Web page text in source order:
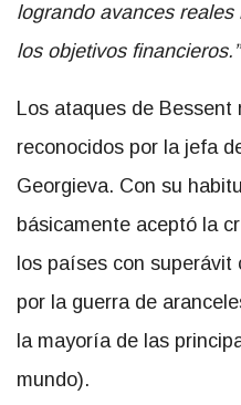
logrando avances
los objetivos financieros.”
Los ataques de Bessent
reconocidos por la jefa
Georgieva. Con su
básicamente aceptó la
los países con
por la guerra de
la mayoría de las
mundo).